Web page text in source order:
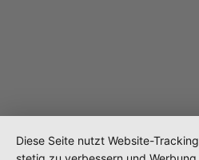
Diese Seite nutzt Website-